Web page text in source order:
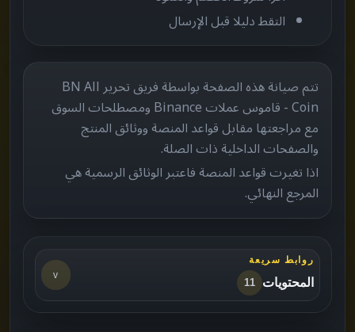
التقط دليلا قبل الإرسال
تتم صيانة هذه الصفحة بواسطة فريق تحرير BN All
Coin - قاموس عملات Binance ومصطلحات السوق
مع مراجعتها مقابل قواعد المنصة ووثائق المنتج
والصفحات الداخلية ذات الصلة.
اذا تغيرت قواعد المنصة فاعتبر الوثائق الرسمية هي
المرجع النهائي.
روابط سريعة
المحتويات 11
v
لمن هذه الصفحة ->